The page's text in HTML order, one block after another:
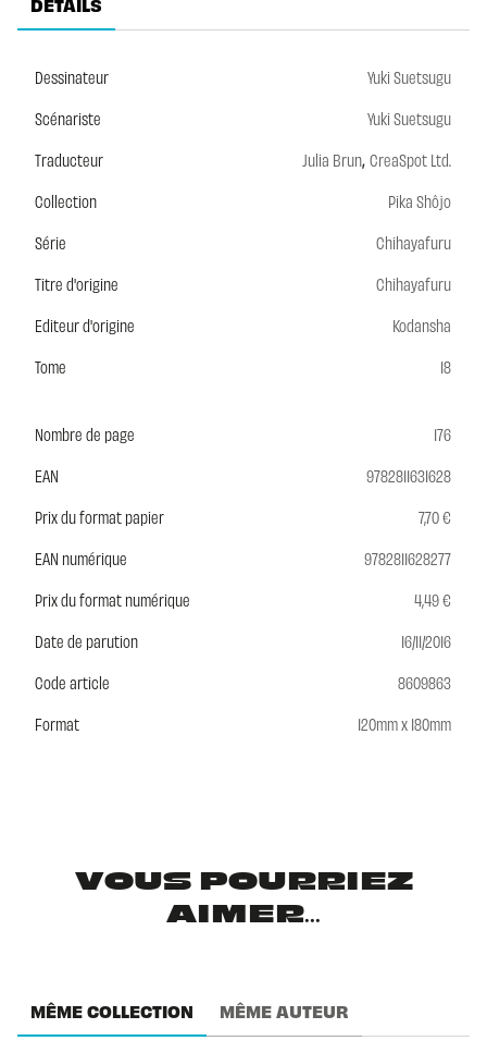
Dessinateur
Yuki Suetsugu
Scénariste
Yuki Suetsugu
Traducteur
Julia Brun, CreaSpot Ltd.
Collection
Pika Shôjo
Série
Chihayafuru
Titre d'origine
Chihayafuru
Editeur d'origine
Kodansha
Tome
18
Nombre de page
176
EAN
9782811631628
Prix du format papier
7,70 €
EAN numérique
9782811628277
Prix du format numérique
4,49 €
Date de parution
16/11/2016
Code article
8609863
Format
120mm x 180mm
VOUS POURRIEZ
AIMER...
MÊME COLLECTION MÊME AUTEUR